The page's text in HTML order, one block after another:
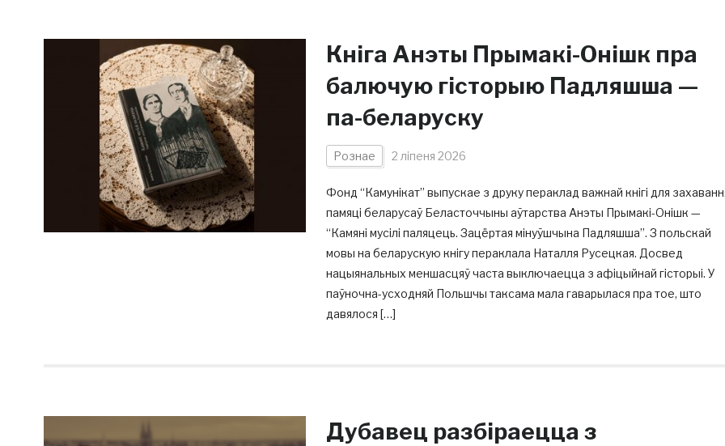
Кніга Анэты Прымакі-Онішк пра
балючую гісторыю Падляшша —
па-беларуску
Рознае 2 ліпеня 2026
Фонд “Камунікат” выпускае з друку пераклад важнай кнігі для
памяці беларусаў Беласточчыны аўтарства Анэты Прымакі-Онішк —
“Камяні мусілі паляцець. Зацёртая мінуўшчына Падляшша”. З польскай
мовы на беларускую кнігу пераклала Наталля Русецкая. Досвед
нацыянальных меншасцяў часта выключаецца з афіцыйнай гісторыі. У
паўночна-усходняй Польшчы таксама мала гаварылася пра тое, што
давялося […]
Дубавец разбіраецца з